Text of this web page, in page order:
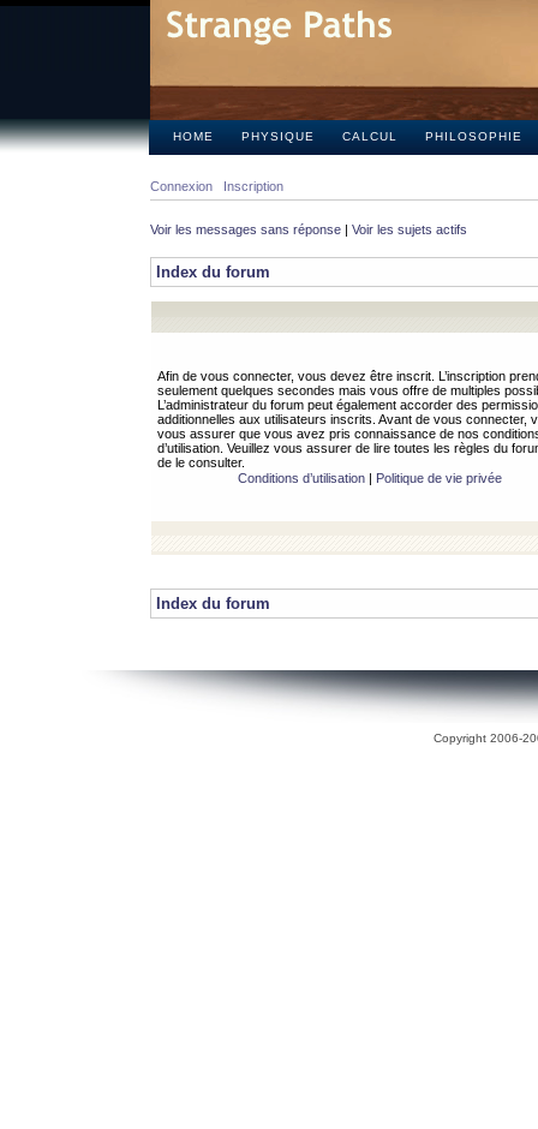
HOME PHYSIQUE CALCUL PHILOSOPHIE
Connexion Inscription
Voir les messages sans réponse | Voir les sujets actifs
Index du forum
Afin de vous connecter, vous devez être inscrit. L’inscription
seulement quelques secondes mais vous offre de multiples
L’administrateur du forum peut également accorder des
additionnelles aux utilisateurs inscrits. Avant de vous connecter,
vous assurer que vous avez pris connaissance de nos
d’utilisation. Veuillez vous assurer de lire toutes les règles du
de le consulter.
Conditions d’utilisation| Politique de vie privée
Index du forum
Copyright 2006-